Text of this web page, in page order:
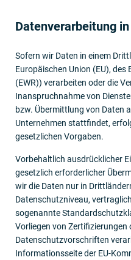
Datenverar­beitung
Sofern wir Daten in einem
Europäischen Union (EU),
(EWR)) verarbeiten oder die
Inanspruchnahme von
bzw. Übermittlung von Daten
Unternehmen stattfindet,
gesetzlichen Vorgaben.
Vorbehaltlich ausdrücklicher
gesetzlich erforderlicher
wir die Daten nur in
Datenschutzniveau,
sogenannte
Vorliegen von Zertifizierungen
Datenschutzvorschriften
Informationsseite der EU-